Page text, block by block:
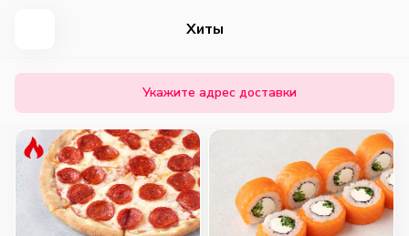
Хиты
Укажите адрес доставки